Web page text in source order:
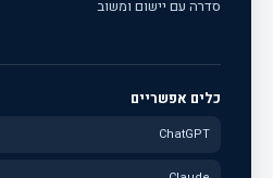
סדרה עם יישום ומשוב
כלים אפשריים
ChatGPT